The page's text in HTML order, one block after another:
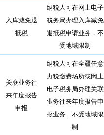
入库减免退
抵税
纳税人可在网上电子
税务局办理入库减免
退抵税申请业务，不
受地域限制
关联业务往
来年度报告
申报
纳税人可在全疆任意
办税缴费场所或网上
电子税务局办理关联
业务往来年度报告申
报业务，不受地域限
制